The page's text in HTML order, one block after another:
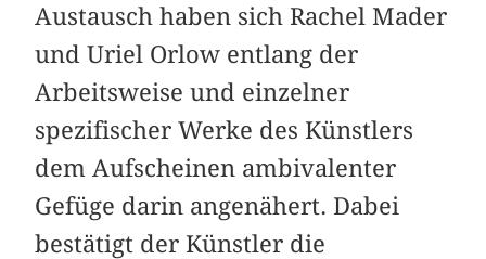
Austausch haben sich Rachel Mader
und Uriel Orlow entlang der
Arbeitsweise und einzelner
spezifischer Werke des Künstlers
dem Aufscheinen ambivalenter
Gefüge darin angenähert. Dabei
bestätigt der Künstler die